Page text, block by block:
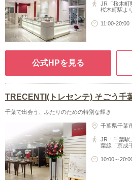
JR「桜木町
桜木町駅よ
11:00-20:00
公式HPを見る
TRECENTI(トレセンテ) そごう千
千葉で出会う、ふたりのための特別な輝き
千葉県千葉
JR「千葉駅
葉線「京成
10:00～